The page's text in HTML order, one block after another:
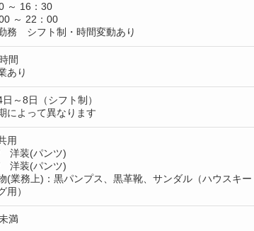
～ 16：30
～ 22：00
務 シフト制・時間変動あり
間
あり
日～8日（シフト制）
によって異なります
用
装(パンツ)
装(パンツ)
(業務上)：黒パンプス、黒革靴、サンダル（ハウスキー
用）
満